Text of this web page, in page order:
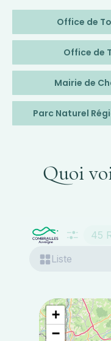
Office de
Office de
Mairie de
Parc Naturel
Quoi